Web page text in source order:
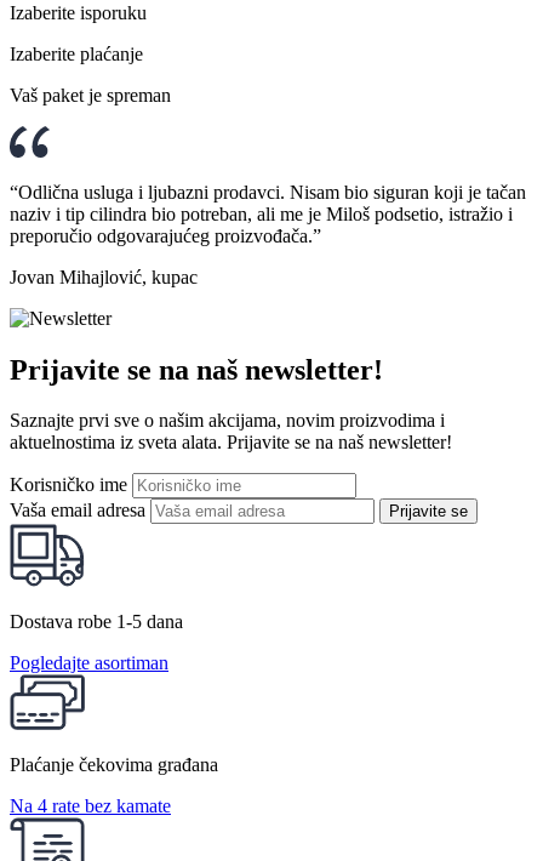
Izaberite isporuku
Izaberite plaćanje
Vaš paket je spreman
“Odlična usluga i ljubazni prodavci. Nisam bio siguran koji je tačan
naziv i tip cilindra bio potreban, ali me je Miloš podsetio, istražio i
preporučio odgovarajućeg proizvođača.”
Jovan Mihajlović, kupac
Prijavite se na naš newsletter!
Saznajte prvi sve o našim akcijama, novim proizvodima i
aktuelnostima iz sveta alata. Prijavite se na naš newsletter!
Korisničko ime
Vaša email adresa
Prijavite se
Dostava robe 1-5 dana
Pogledajte asortiman
Plaćanje čekovima građana
Na 4 rate bez kamate